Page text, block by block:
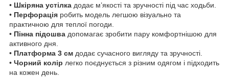
• Шкіряна устілка додає м’якості та зручності під час ходьби.
• Перфорація робить модель легшою візуально та
практичною для теплої погоди.
• Пінна підошва допомагає зробити пару комфортнішою для
активного дня.
• Платформа 3 см додає сучасного вигляду та зручності.
• Чорний колір легко поєднується з різним одягом і підходить
на кожен день.